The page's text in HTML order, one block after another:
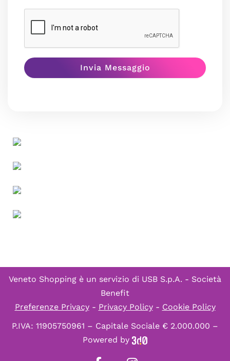
Veneto Shopping è un servizio di USB S.p.A. - Società
Benefit
Preferenze Privacy- Privacy Policy- Cookie Policy
P.IVA: 11905750961 – Capitale Sociale € 2.000.000 –
Powered by